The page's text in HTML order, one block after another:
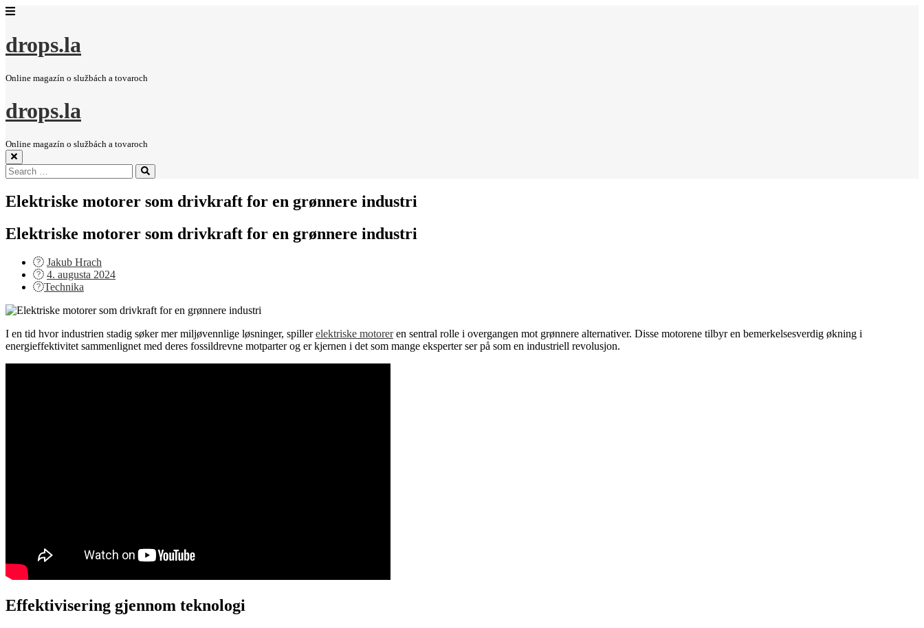
drops.la
Online magazín o službách a tovaroch
drops.la
Online magazín o službách a tovaroch
Search
for:
Search
Elektriske motorer som drivkraft for en grønnere industri
Elektriske motorer som drivkraft for en grønnere industri
Jakub Hrach
Posted
on
4. augusta 2024
Technika
I en tid hvor industrien stadig søker mer miljøvennlige løsninger, spillerelektriske motoreren sentral rolle i overgangen mot grønnere alternativer. Disse motorene tilbyr en bemerkelsesverdig økning i
energieffektivitet sammenlignet med deres fossildrevne motparter og er kjernen i det som mange eksperter ser på som en industriell revolusjon.
Effektivisering gjennom teknologi